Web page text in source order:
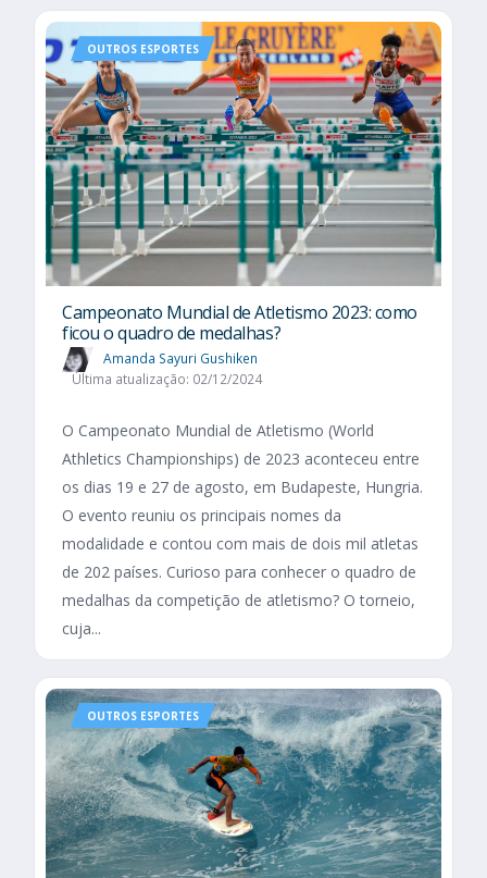
OUTROS ESPORTES
Campeonato Mundial de Atletismo 2023: como
ficou o quadro de medalhas?
Amanda Sayuri Gushiken
Última atualização: 02/12/2024
O Campeonato Mundial de Atletismo (World
Athletics Championships) de 2023 aconteceu entre
os dias 19 e 27 de agosto, em Budapeste, Hungria.
O evento reuniu os principais nomes da
modalidade e contou com mais de dois mil atletas
de 202 países. Curioso para conhecer o quadro de
medalhas da competição de atletismo? O torneio,
cuja...
OUTROS ESPORTES